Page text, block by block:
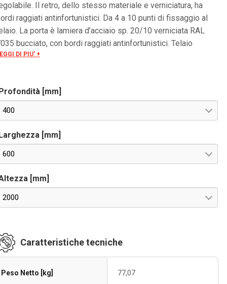
Il retro, dello stesso materiale e verniciatura, ha
raggiati antinfortunistici. Da 4 a 10 punti di fissaggio al
La porta è lamiera d’acciaio sp. 20/10 verniciata RAL
bucciato, con bordi raggiati antinfortunistici. Telaio
di rinforzo in tubolare zincato. 4 punti di chiusura, 4
IK10
DI PIU' +
[mm]
400
[mm]
600
[mm]
2000
Caratteristiche tecniche
Peso Netto [kg] 77,07